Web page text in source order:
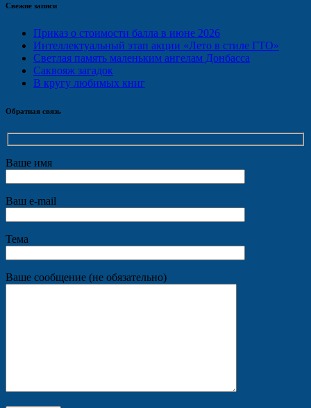
Свежие записи
Приказ о стоимости балла в июне 2026
Интеллектуальный этап акции «Лето в стиле ГТО»
Светлая память маленьким ангелам Донбасса
Саквояж загадок
В кругу любимых книг
Обратная связь
Ваше имя
Ваш e-mail
Тема
Ваше сообщение (не обязательно)